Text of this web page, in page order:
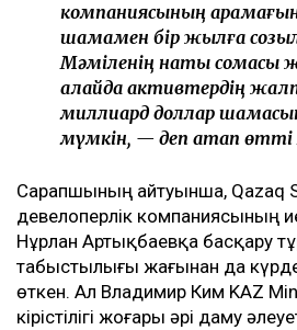
компаниясының
шамамен бір жылға
Мәміленің нақты сомасы
алайда активтердің
миллиард доллар
мүмкін, — деп атап өтті
Сарапшының айтуынша, Qazaq
девелоперлік компаниясының
Нұрлан Артықбаевқа басқару
табыстылығы жағынан да
өткен. Ал Владимир Ким KAZ
кірістілігі жоғары әрі даму